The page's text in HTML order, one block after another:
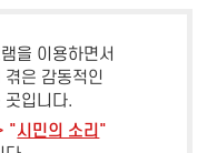
을 이용하면서
은 감동적인
곳입니다.
"시민의 소리 "